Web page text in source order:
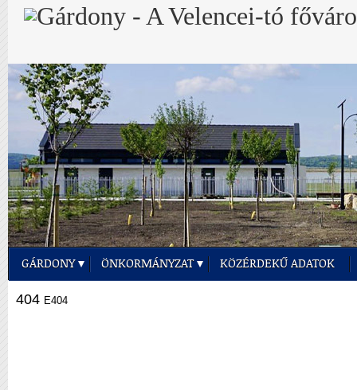
GÁRDONY ÖNKORMÁNYZAT KÖZÉRDEKŰ ADATOK
404 E404